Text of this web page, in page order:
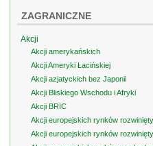
ZAGRANICZNE
Akcji
Akcji amerykańskich
Akcji Ameryki Łacińskiej
Akcji azjatyckich bez Japonii
Akcji Bliskiego Wschodu i Afryki
Akcji BRIC
Akcji europejskich rynków
Akcji europejskich rynków